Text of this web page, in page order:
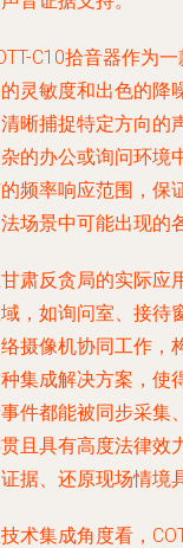
C10拾音器作为
灵敏度和出色的降
晰捕捉特定方向的
的办公或询问环境
频率响应范围，保
场景中可能出现的
肃反贪局的实际应
，如询问室、接待
摄像机协同工作，
集成解决方案，使
件都能被同步采集
且具有高度法律效
据、还原现场情境
术集成角度看，